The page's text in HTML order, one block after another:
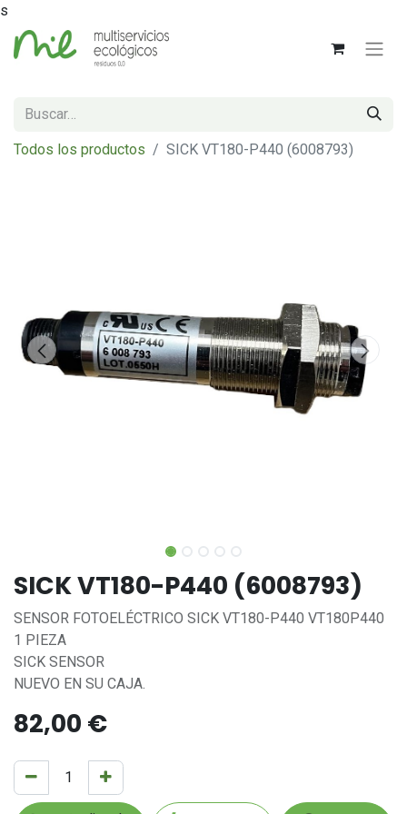
s
Todos los productos SICK VT180-P440 (6008793)
SICK VT180-P440 (6008793)
SENSOR FOTOELÉCTRICO SICK VT180-P440 VT180P440
1 PIEZA
SICK SENSOR
NUEVO EN SU CAJA.
82,00 €